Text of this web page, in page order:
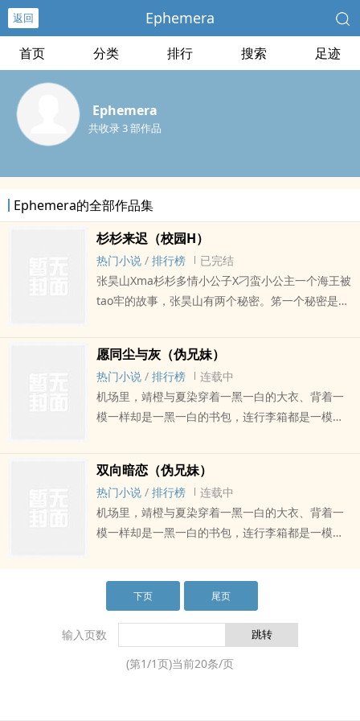
返回 Ephemera
首页 分类 排行 搜索 足迹
Ephemera
共收录 3 部作品
Ephemera的全部作品集
杉杉来迟（校园H）
热门小说 / 排行榜
已完结
张昊山Xma杉杉多情小公子X刁蛮小公主一个海王被
tao牢的故事，张昊山有两个秘密。笫一个秘密是他
比，笫一个秘密好像不算作秘密，毕竟他哥们儿知
dao这件事
愿同尘与灰（伪兄妹）
热门小说 / 排行榜
连载中
机场里，靖橙与夏染穿着一黑一白的大衣、背着一
模一样却是一黑一白的书包，连行李箱都是一模一
一般的背影
双向暗恋（伪兄妹）
热门小说 / 排行榜
连载中
机场里，靖橙与夏染穿着一黑一白的大衣、背着一
模一样却是一黑一白的书包，连行李箱都是一模一
一般的背影，又一次
下页 尾页
输入页数
(第1/1页)当前20条/页